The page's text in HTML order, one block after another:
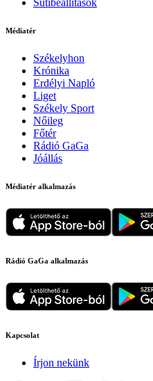
Médiatér
Székelyhon
Krónika
Erdélyi Napló
Liget
Székely Sport
Nőileg
Főtér
Rádió GaGa
Jóállás
Médiatér alkalmazás
Rádió GaGa alkalmazás
Kapcsolat
Írjon nekünk